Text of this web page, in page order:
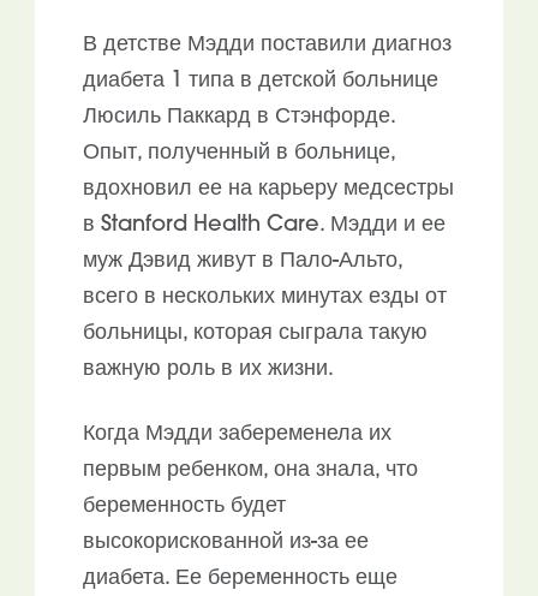
В детстве Мэдди поставили диагноз
диабета 1 типа в детской больнице
Люсиль Паккард в Стэнфорде.
Опыт, полученный в больнице,
вдохновил ее на карьеру медсестры
в Stanford Health Care. Мэдди и ее
муж Дэвид живут в Пало-Альто,
всего в нескольких минутах езды от
больницы, которая сыграла такую
важную роль в их жизни.
Когда Мэдди забеременела их
первым ребенком, она знала, что
беременность будет
высокорискованной из-за ее
диабета. Ее беременность еще